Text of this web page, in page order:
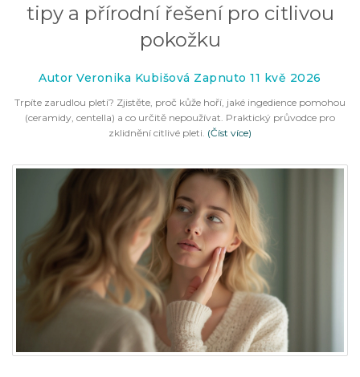
tipy a přírodní řešení pro citlivou
pokožku
Autor Veronika Kubišová Zapnuto 11 kvě 2026
Trpíte zarudlou pletí? Zjistěte, proč kůže hoří, jaké ingedience pomohou
(ceramidy, centella) a co určitě nepoužívat. Praktický průvodce pro
zklidnění citlivé pleti. (Číst více)